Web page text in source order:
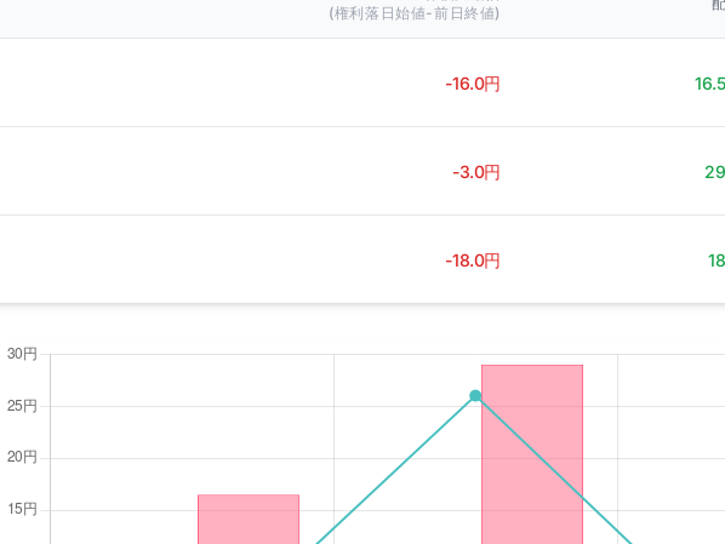
(権利落日始値-前日終値)
-16.0円
-3.0円
-18.0円